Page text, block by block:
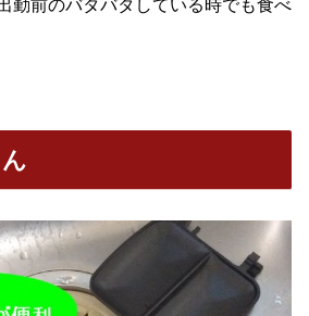
勤前のバタバタしている時でも食べ